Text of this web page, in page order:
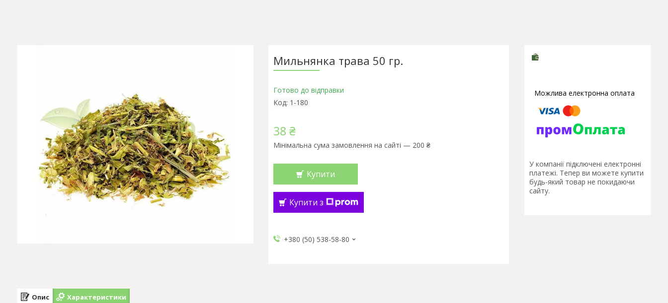
Мильнянка трава 50 гр.
Готово до відправки
Код: 1-180
38 ₴
Мінімальна сума замовлення на сайті — 200 ₴
Купити
Купити з
+380 (50) 538-58-80
У компанії підключені електронні
платежі. Тепер ви можете купити
будь-який товар не покидаючи
сайту.
Опис Характеристики